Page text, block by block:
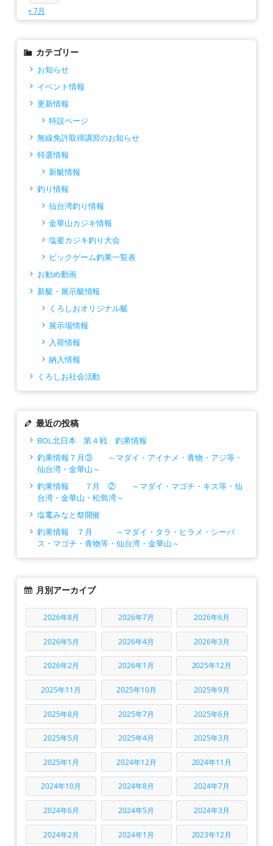
« 7月
カテゴリー
お知らせ
イベント情報
更新情報
特設ページ
無線免許取得講習のお知らせ
特選情報
新艇情報
釣り情報
仙台湾釣り情報
金華山カジキ情報
塩釜カジキ釣り大会
ビックゲーム釣果一覧表
お勧め動画
新艇・展示艇情報
くろしおオリジナル艇
展示場情報
入荷情報
納入情報
くろしお社会活動
最近の投稿
BOL北日本 第４戦 釣果情報
釣果情報７月③ ～マダイ・アイナメ・青物・アジ等・
仙台湾・金華山～
釣果情報 ７月 ② ～マダイ・マゴチ・キス等・仙
台湾・金華山・松島湾～
塩竃みなと祭開催
釣果情報 ７月 ～マダイ・タラ・ヒラメ・シーバ
ス・マゴチ・青物等・仙台湾・金華山～
月別アーカイブ
2026年8月 2026年7月 2026年6月
2026年5月 2026年4月 2026年3月
2026年2月 2026年1月 2025年12月
2025年11月 2025年10月 2025年9月
2025年8月 2025年7月 2025年6月
2025年5月 2025年4月 2025年3月
2025年1月 2024年12月 2024年11月
2024年10月 2024年8月 2024年7月
2024年6月 2024年5月 2024年3月
2024年2月 2024年1月 2023年12月